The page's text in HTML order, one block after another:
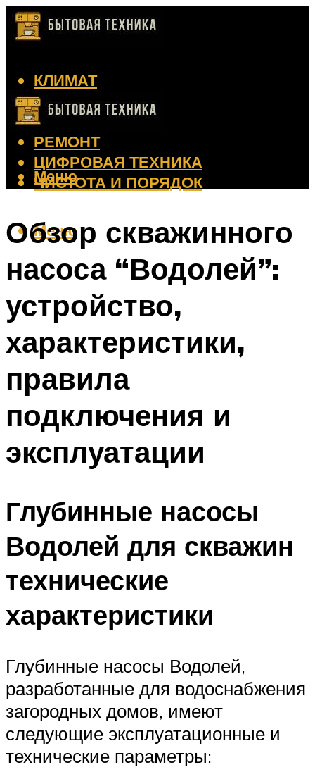
КЛИМАТ
КРАСОТА
КУХНЯ
РЕМОНТ
ЦИФРОВАЯ ТЕХНИКА
ЧИСТОТА И ПОРЯДОК
Меню
Меню
Обзор скважинного
насоса “Водолей”:
устройство,
характеристики,
правила
подключения и
эксплуатации
Глубинные насосы
Водолей для скважин
технические
характеристики
Глубинные насосы Водолей,
разработанные для водоснабжения
загородных домов, имеют
следующие эксплуатационные и
технические параметры: